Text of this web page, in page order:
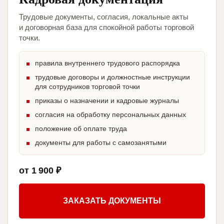
Трудовые документы, согласия, локальные акты
и договорная база для спокойной работы торговой
точки.
правила внутреннего трудового распорядка
трудовые договоры и должностные инструкции
для сотрудников торговой точки
приказы о назначении и кадровые журналы
согласия на обработку персональных данных
положение об оплате труда
документы для работы с самозанятыми
от 1 900 ₽
ЗАКАЗАТЬ ДОКУМЕНТЫ